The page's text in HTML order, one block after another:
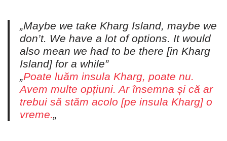
„Maybe we take Kharg Island, maybe we
don’t. We have a lot of options. It would
also mean we had to be there [in Kharg
Island] for a while”
„Poate luăm insula Kharg, poate nu.
Avem multe opțiuni. Ar însemna și că ar
trebui să stăm acolo [pe insula Kharg] o
vreme.„